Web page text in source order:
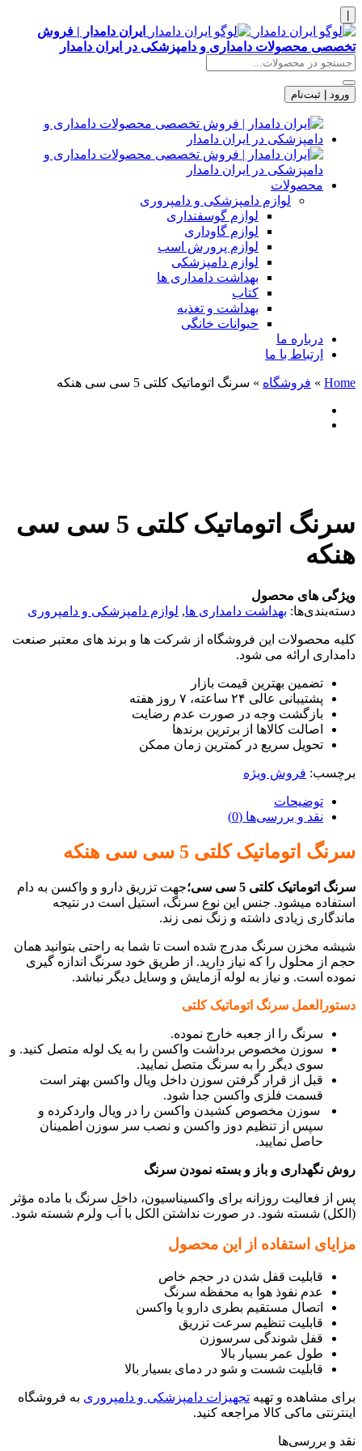
ایران دامدار | فروش
تخصصی محصولات دامداری و دامپزشکی در ایران دامدار
ورود | ثبت‌نام
محصولات
لوازم دامپزشکی و دامپروری
لوازم گوسفنداری
لوازم گاوداری
لوازم پرورش اسب
لوازم دامپزشکی
بهداشت دامداری ها
کتاب
بهداشت و تغذیه
حیوانات خانگی
درباره ما
ارتباط با ما
Home
» فروشگاه » سرنگ اتوماتیک کلتی 5 سی سی هنکه
سرنگ اتوماتیک کلتی 5 سی سی
هنکه
ویژگی های محصول
دسته‌بندی‌ها: بهداشت دامداری ها, لوازم دامپزشکی و دامپروری
کلیه محصولات این فروشگاه از شرکت ها و برند های معتبر صنعت
دامداری ارائه می شود.
تضمین بهترین قیمت بازار
پشتیبانی عالی ۲۴ ساعته، ۷ روز هفته
بازگشت وجه در صورت عدم رضایت
اصالت کالاها از برترین برندها
تحویل سریع در کمترین زمان ممکن
برچسب: فروش ویژه
توضیحات
نقد و بررسی‌ها (0)
سرنگ اتوماتیک کلتی 5 سی سی هنکه
سرنگ اتوماتیک کلتی 5 سی سی؛
جهت تزریق دارو و واکسن به دام
استفاده میشود. جنس این نوع سرنگ، استیل است در نتیجه
ماندگاری زیادی داشته و زنگ نمی زند.
شیشه مخزن سرنگ مدرج شده است تا شما به راحتی بتوانید همان
حجم از محلول را که نیاز دارید. از طریق خود سرنگ اندازه گیری
نموده است. و نیاز به لوله آزمایش و وسایل دیگر نباشد.
دستورالعمل سرنگ اتوماتیک کلتی
سرنگ را از جعبه خارج نموده.
سوزن مخصوص برداشت واکسن را به یک لوله متصل کنید. و
سوی دیگر را به سرنگ متصل نمایید.
قبل از قرار گرفتن سوزن داخل ویال واکسن بهتر است
قسمت فلزی واکسن جدا شود.
سوزن مخصوص کشیدن واکسن را در ویال واردکرده و
سپس از تنظیم دوز واکسن و نصب سر سوزن اطمینان
حاصل نمایید.
روش نگهداری و باز و بسته نمودن سرنگ
پس از فعالیت روزانه برای واکسیناسیون، داخل سرنگ با ماده مؤثر
(الکل) شسته شود. در صورت نداشتن الکل با آب ولرم شسته شود.
مزایای استفاده از این محصول
قابلیت قفل شدن در حجم خاص
عدم نفوذ هوا به محفظه سرنگ
اتصال مستقیم بطری دارو یا واکسن
قابلیت تنظیم سرعت تزریق
قفل شوندگی سرسوزن
طول عمر بسیار بالا
قابلیت شست و شو در دمای بسیار بالا
برای مشاهده و تهیه تجهیزات دامپزشکی و دامپروری به فروشگاه
اینترنتی ماکی کالا مراجعه کنید.
نقد و بررسی‌ها